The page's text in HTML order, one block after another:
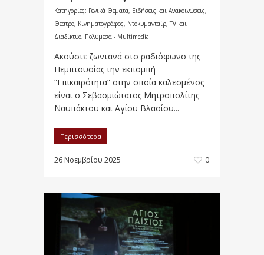
Κατηγορίες: Γενικά Θέματα, Ειδήσεις και Ανακοινώσεις,
Θέατρο, Κινηματογράφος, Ντοκυμανταίρ, TV και
Διαδίκτυο, Πολυμέσα - Multimedia
Ακούστε ζωντανά στο ραδιόφωνο της
Πεμπτουσίας την εκπομπή
“Επικαιρότητα” στην οποία καλεσμένος
είναι ο Σεβασμιώτατος Μητροπολίτης
Ναυπάκτου και Αγίου Βλασίου...
Περισσότερα
26 Νοεμβρίου 2025 0